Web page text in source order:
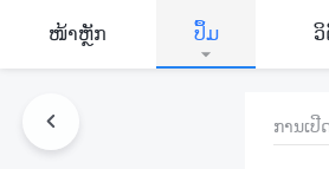
​ໜ້າຫຼັກ ປຶ້ມ ວິ​
ການເ